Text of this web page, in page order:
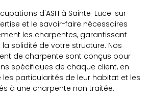
d'ASH à Sainte-Luce-sur-
et le savoir-faire nécessaires
les charpentes, garantissant
solidité de votre structure. Nos
de charpente sont conçus pour
spécifiques de chaque client, en
particularités de leur habitat et les
à une charpente non traitée.